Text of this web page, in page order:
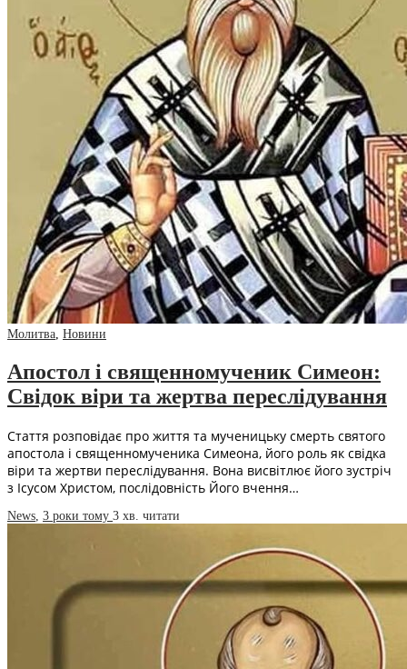
Молитва, Новини
Апостол і священномученик Симеон:
Свідок віри та жертва переслідування
Стаття розповідає про життя та мученицьку смерть святого
апостола і священномученика Симеона, його роль як свідка
віри та жертви переслідування. Вона висвітлює його зустріч
з Ісусом Христом, послідовність Його вчення…
News, 3 роки тому 3 хв. читати